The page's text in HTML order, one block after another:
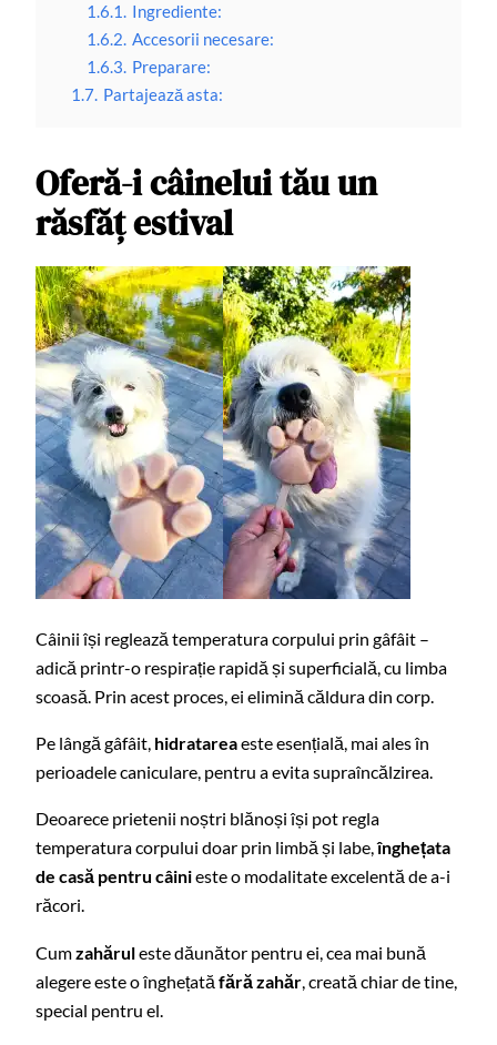
1.6.1. Ingrediente:
1.6.2. Accesorii necesare:
1.6.3. Preparare:
1.7. Partajează asta:
Oferă-i câinelui tău un
răsfăț estival
Câinii își reglează temperatura corpului prin gâfâit –
adică printr-o respirație rapidă și superficială, cu limba
scoasă. Prin acest proces, ei elimină căldura din corp.
Pe lângă gâfâit, hidratareaeste esențială, mai ales în
perioadele caniculare, pentru a evita supraîncălzirea.
Deoarece prietenii noștri blănoși își pot regla
temperatura corpului doar prin limbă și labe,înghețata
de casă pentru câinieste o modalitate excelentă de a-i
răcori.
Cumzahăruleste dăunător pentru ei, cea mai bună
alegere este o înghețată fără zahăr , creată chiar de tine,
special pentru el.